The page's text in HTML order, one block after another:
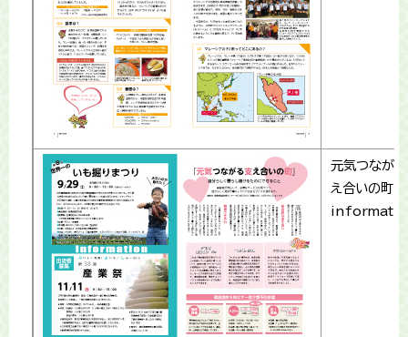
元気つなが
え合いの町